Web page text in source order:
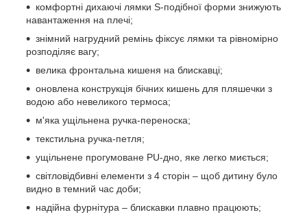
комфортні дихаючі лямки S-подібної форми знижують
навантаження на плечі;
знімний нагрудний ремінь фіксує лямки та рівномірно
розподіляє вагу;
велика фронтальна кишеня на блискавці;
оновлена конструкція бічних кишень для пляшечки з
водою або невеликого термоса;
м'яка ущільнена ручка-переноска;
текстильна ручка-петля;
ущільнене прогумоване PU-дно, яке легко миється;
світловідбивні елементи з 4 сторін – щоб дитину було
видно в темний час доби;
надійна фурнітура – блискавки плавно працюють;